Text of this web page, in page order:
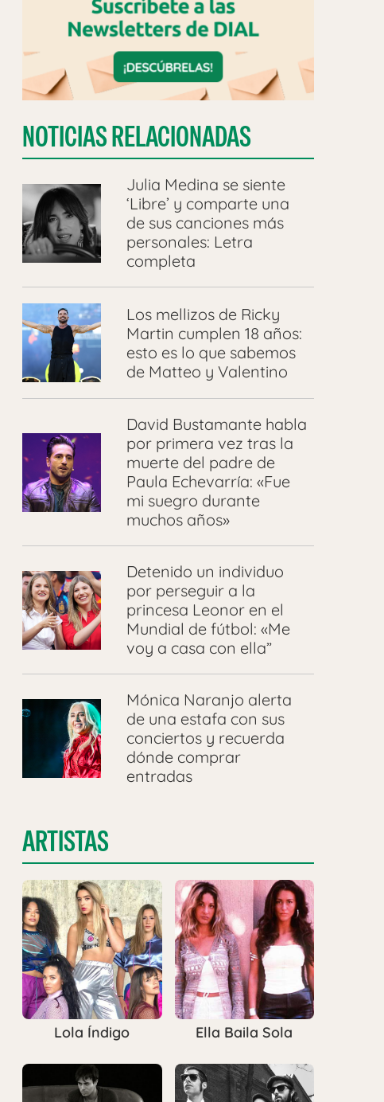
NOTICIAS RELACIONADAS
Julia Medina se siente
‘Libre’ y comparte una
de sus canciones más
personales: Letra
completa
Los mellizos de Ricky
Martin cumplen 18 años:
esto es lo que sabemos
de Matteo y Valentino
David Bustamante habla
por primera vez tras la
muerte del padre de
Paula Echevarría: «Fue
mi suegro durante
muchos años»
Detenido un individuo
por perseguir a la
princesa Leonor en el
Mundial de fútbol: «Me
voy a casa con ella”
Mónica Naranjo alerta
de una estafa con sus
conciertos y recuerda
dónde comprar
entradas
ARTISTAS
Lola Índigo Ella Baila Sola